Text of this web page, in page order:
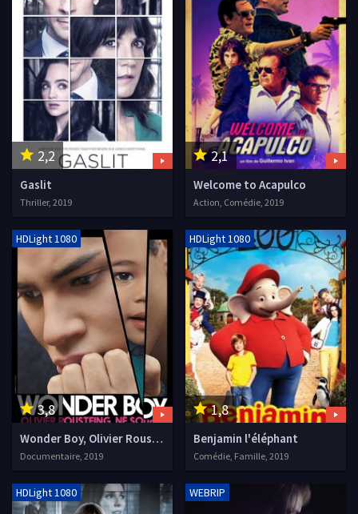
2,2
Gaslit
Thriller, 2019
2,1
Welcome to Acapulco
Action, Comédie, 2019
3,8
HDLight 1080
Wonder Boy, Olivier Rousteing, Né Sous X
Documentaire, 2019
1,8
HDLight 1080
Benjamin l'éléphant
Comédie, Famille, 2019
HDLight 1080 WEBRIP